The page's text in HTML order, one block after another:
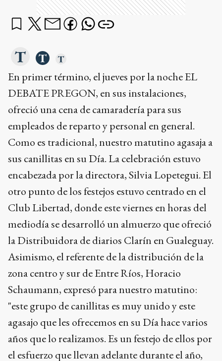
En primer término, el jueves por la noche EL
DEBATE PREGON, en sus instalaciones,
ofreció una cena de camaradería para sus
empleados de reparto y personal en general.
Como es tradicional, nuestro matutino agasaja a
sus canillitas en su Día. La celebración estuvo
encabezada por la directora, Silvia Lopetegui. El
otro punto de los festejos estuvo centrado en el
Club Libertad, donde este viernes en horas del
mediodía se desarrolló un almuerzo que ofreció
la Distribuidora de diarios Clarín en Gualeguay.
Asimismo, el referente de la distribución de la
zona centro y sur de Entre Ríos, Horacio
Schaumann, expresó para nuestro matutino:
"este grupo de canillitas es muy unido y este
agasajo que les ofrecemos en su Día hace varios
años que lo realizamos. Es un festejo de ellos por
el esfuerzo que llevan adelante durante el año,